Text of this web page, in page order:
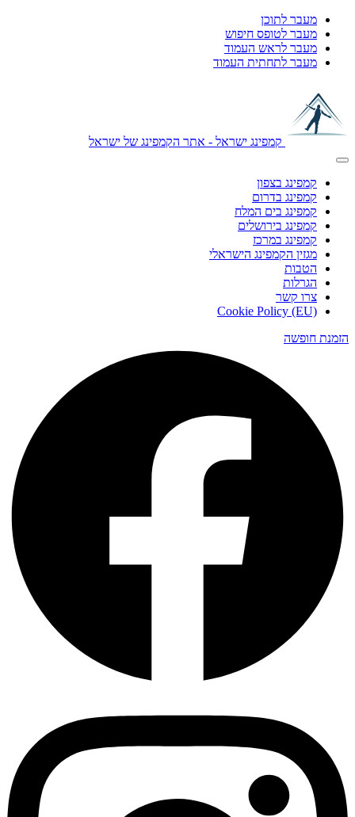
מעבר לתוכן
מעבר לטופס חיפוש
מעבר לראש העמוד
מעבר לתחתית העמוד
קמפינג ישראל - אתר הקמפינג של ישראל
קמפינג בצפון
קמפינג בדרום
קמפינג בים המלח
קמפינג בירושלים
קמפינג במרכז
מגזין הקמפינג הישראלי
הטבות
הגרלות
צרו קשר
Cookie Policy (EU)
הזמנת חופשה